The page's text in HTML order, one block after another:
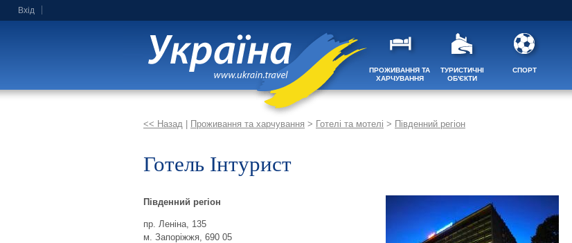
Вхід
ПРОЖИВАННЯ ТА
ХАРЧУВАННЯ
ТУРИСТИЧНІ
ОБ'ЄКТИ
СПОРТ
<< Назад Проживання та харчування > Готелі та мотелі > Південний регіон
Готель Інтурист
Південний регіон
пр. Леніна, 135
м. Запоріжжя, 690 05